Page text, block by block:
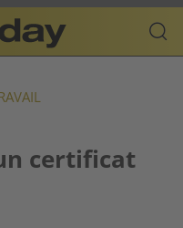
certificat